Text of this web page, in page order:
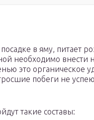
в яму, питает
необходимо внести
это органическое
побеги не
такие составы: